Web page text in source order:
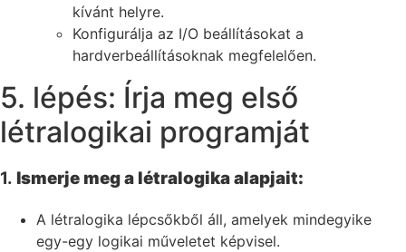
kívánt helyre.
Konfigurálja az I/O beállításokat a
hardverbeállításoknak megfelelően.
5. lépés: Írja meg első
létralogikai programját
1. Ismerje meg a létralogika alapjait:
A létralogika lépcsőkből áll, amelyek mindegyike
egy-egy logikai műveletet képvisel.